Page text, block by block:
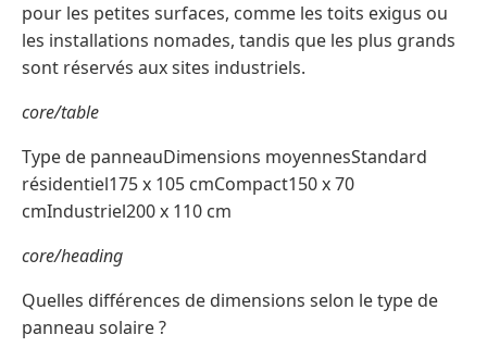
pour les petites surfaces, comme les toits exigus ou
les installations nomades, tandis que les plus grands
sont réservés aux sites industriels.
core/table
Type de panneauDimensions moyennesStandard
résidentiel175 x 105 cmCompact150 x 70
cmIndustriel200 x 110 cm
core/heading
Quelles différences de dimensions selon le type de
panneau solaire ?